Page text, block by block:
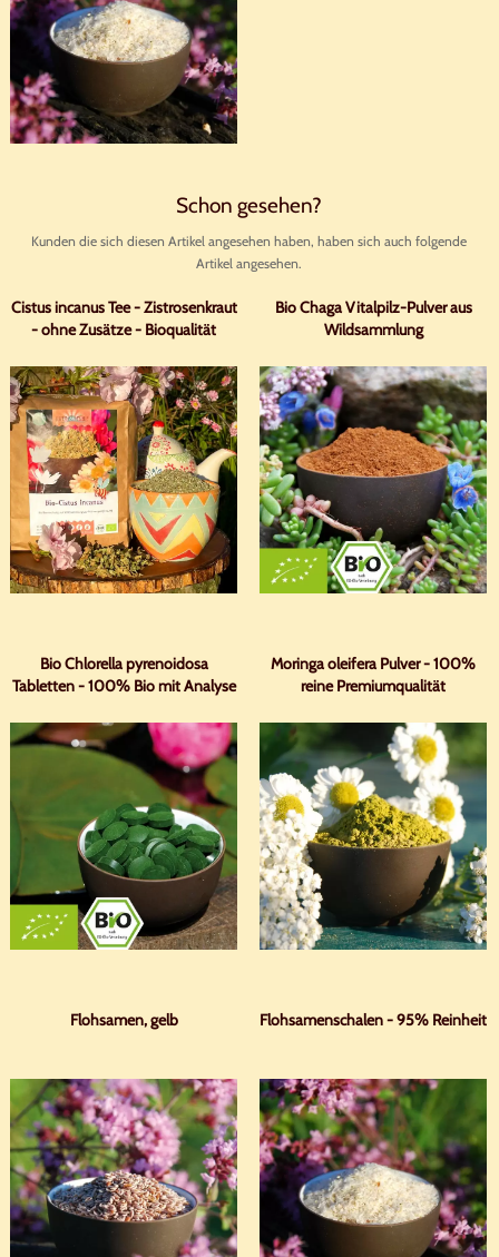
Schon gesehen?
Kunden die sich diesen Artikel angesehen haben, haben sich auch folgende
Artikel angesehen.
Cistus incanus Tee - Zistrosenkraut
- ohne Zusätze - Bioqualität
Bio Chaga Vitalpilz-Pulver aus
Wildsammlung
Bio Chlorella pyrenoidosa
Tabletten - 100% Bio mit Analyse
Moringa oleifera Pulver - 100%
reine Premiumqualität
Flohsamen, gelb Flohsamenschalen - 95% Reinheit